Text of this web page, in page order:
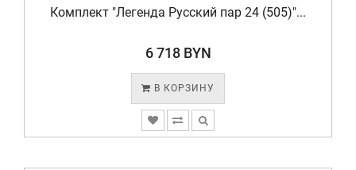
Комплект "Легенда Русский пар 24 (505)"...
6 718 BYN
В КОРЗИНУ